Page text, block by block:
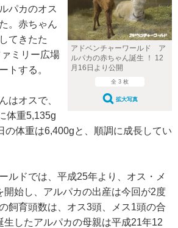
アドベンチャーワールド ア
ルパカの赤ちゃん誕生 ！ 12
月16日より公開
全 3 枚
拡大写真
パカのオス
。赤ちゃん
てきたた
ミリー広場
トする。
はオスで、
体重5,135g
の体重は6,400gと、順調に成長してい
ルドでは、平成25年より、オス・メ
開始し、アルパカの出産は今回が2度
飼育頭数は、オス3頭、メス1頭の合
生したアルパカの母親は平成21年12